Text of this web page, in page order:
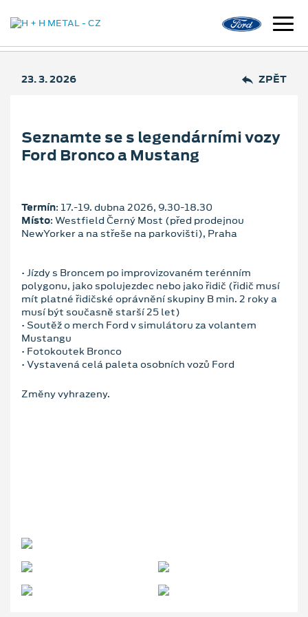
23. 3. 2026 ZPĚT
Seznamte se s legendárními vozy
Ford Bronco a Mustang
Termín: 17.‑19. dubna 2026, 9.30‑18.30
Místo: Westfield Černý Most (před prodejnou
NewYorker a na střeše na parkovišti), Praha
• Jízdy s Broncem po improvizovaném terénním
polygonu, jako spolujezdec nebo jako řidič (řidič musí
mít platné řidičské oprávnění skupiny B min. 2 roky a
musí být současně starší 25 let)
• Soutěž o merch Ford v simulátoru za volantem
Mustangu
• Fotokoutek Bronco
• Vystavená celá paleta osobních vozů Ford
Změny vyhrazeny.